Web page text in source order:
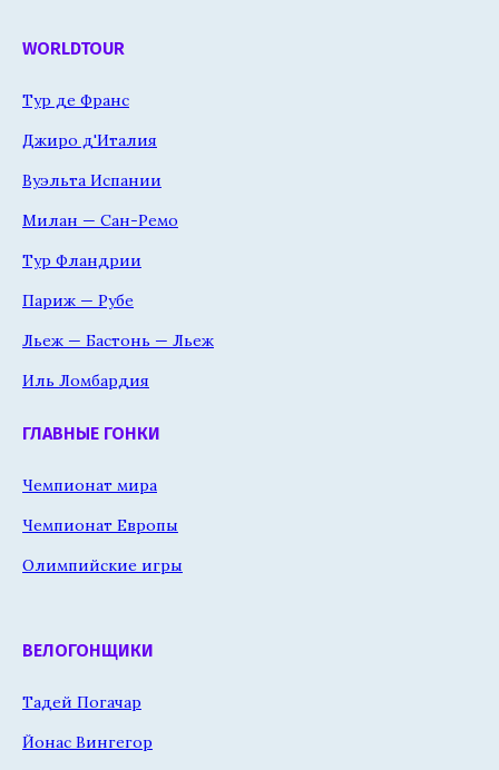
WORLDTOUR
Тур де Франс
Джиро д'Италия
Вуэльта Испании
Милан — Сан-Ремо
Тур Фландрии
Париж — Рубе
Льеж — Бастонь — Льеж
Иль Ломбардия
ГЛАВНЫЕ ГОНКИ
Чемпионат мира
Чемпионат Европы
Олимпийские игры
ВЕЛОГОНЩИКИ
Тадей Погачар
Йонас Вингегор